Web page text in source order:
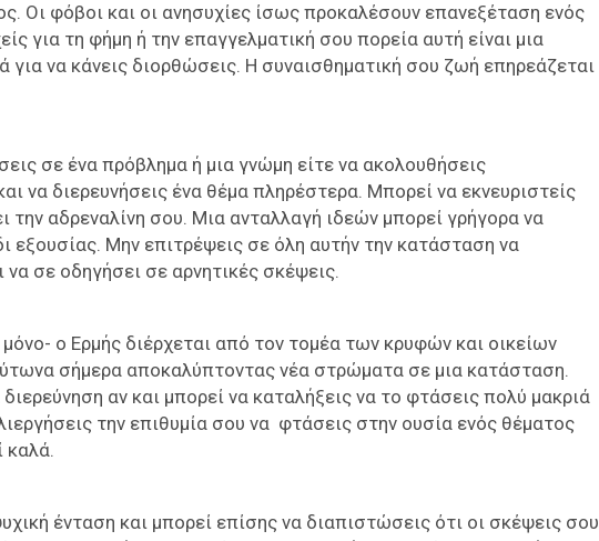
Οι φόβοι και οι ανησυχίες ίσως προκαλέσουν επανεξέταση ενός
για τη φήμη ή την επαγγελματική σου πορεία αυτή είναι μια
για να κάνεις διορθώσεις. Η συναισθηματική σου ζωή επηρεάζεται
σε ένα πρόβλημα ή μια γνώμη είτε να ακολουθήσεις
να διερευνήσεις ένα θέμα πληρέστερα. Μπορεί να εκνευριστείς
την αδρεναλίνη σου. Μια ανταλλαγή ιδεών μπορεί γρήγορα να
εξουσίας. Μην επιτρέψεις σε όλη αυτήν την κατάσταση να
σε οδηγήσει σε αρνητικές σκέψεις.
ο Ερμής διέρχεται από τον τομέα των κρυφών και οικείων
σήμερα αποκαλύπτοντας νέα στρώματα σε μια κατάσταση.
διερεύνηση αν και μπορεί να καταλήξεις να το φτάσεις πολύ μακριά
την επιθυμία σου να φτάσεις στην ουσία ενός θέματος
καλά.
ένταση και μπορεί επίσης να διαπιστώσεις ότι οι σκέψεις σου